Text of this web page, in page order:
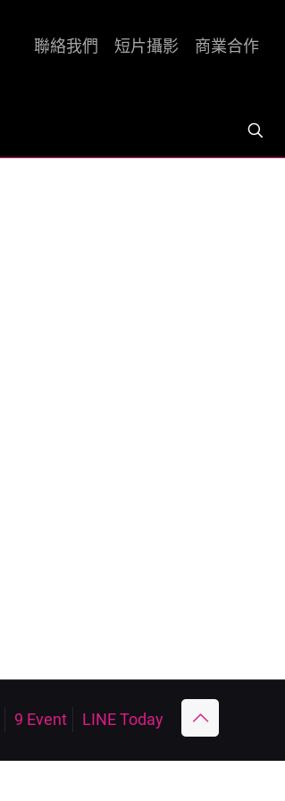
聯絡我們 短片攝影 商業合作
9 Event LINE Today